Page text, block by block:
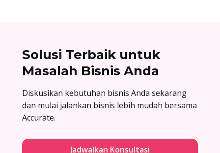
Solusi Terbaik untuk
Masalah Bisnis Anda
Diskusikan kebutuhan bisnis Anda sekarang
dan mulai jalankan bisnis lebih mudah bersama
Accurate.
Jadwalkan Konsultasi